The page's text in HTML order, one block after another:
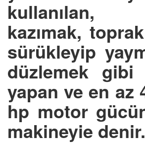
kullanılan,
kazımak, toprak
sürükleyip
düzlemek gibi
yapan ve en az
hp motor
makineyie denir.